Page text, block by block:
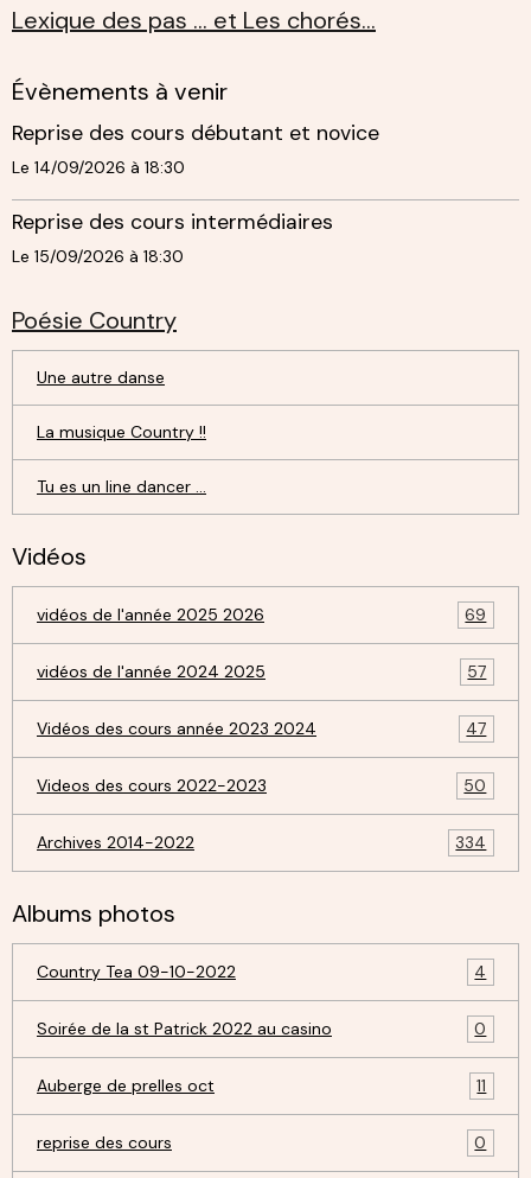
Lexique des pas ... et Les chorés...
Évènements à venir
Reprise des cours débutant et novice
Le 14/09/2026 à 18:30
Reprise des cours intermédiaires
Le 15/09/2026 à 18:30
Poésie Country
Une autre danse
La musique Country !!
Tu es un line dancer ...
Vidéos
vidéos de l'année 2025 2026 69
vidéos de l'année 2024 2025 57
Vidéos des cours année 2023 2024 47
Videos des cours 2022-2023 50
Archives 2014-2022 334
Albums photos
Country Tea 09-10-2022 4
Soirée de la st Patrick 2022 au casino 0
Auberge de prelles oct 11
reprise des cours 0